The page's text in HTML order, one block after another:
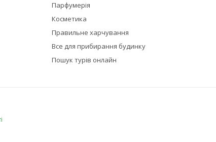
Парфумерія
Косметика
Правильне харчування
Все для прибирання будинку
Пошук турів онлайн